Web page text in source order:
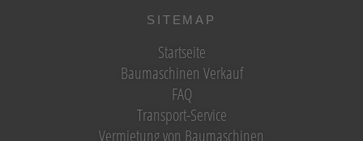
SITEMAP
Startseite
Baumaschinen Verkauf
FAQ
Transport-Service
Vermietung von Baumaschinen